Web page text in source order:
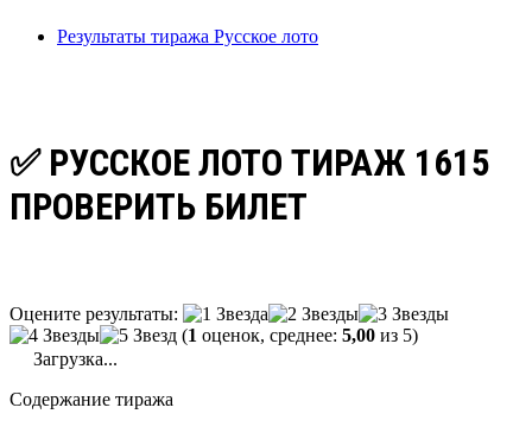
Результаты тиража Русское лото
✅ РУССКОЕ ЛОТО ТИРАЖ 1615
ПРОВЕРИТЬ БИЛЕТ
Оцените результаты:
(1 оценок, среднее: 5,00 из 5)
Загрузка...
Содержание тиража